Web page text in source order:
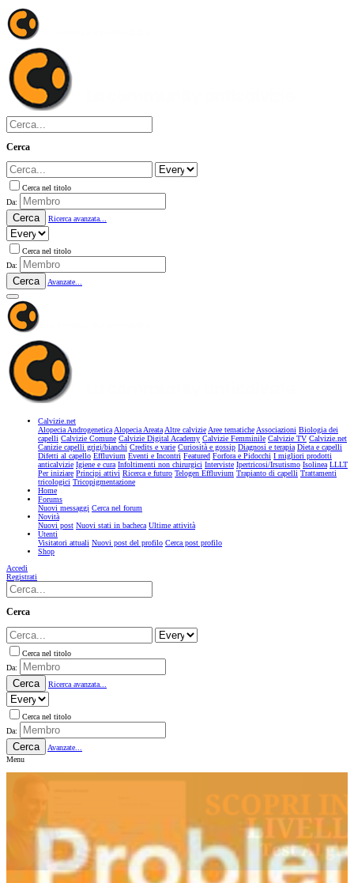
Cerca
Cerca nel titolo
Da:
Cerca Ricerca avanzata...
Cerca nel titolo
Da:
Cerca Avanzate...
Calvizie.net
Alopecia AndrogeneticaAlopecia AreataAltre calvizieAree tematicheAssociazioni Biologia dei
capelli Calvizie Comune Calvizie Digital Academy Calvizie Femminile Calvizie TV Calvizie.net
Canizie capelli grigi/bianchi Credits e varie Curiosità e gossip Diagnosi e terapia Dieta e capelli
Difetti al capello Effluvium Eventi e Incontri Featured Forfora e Pidocchi I migliori prodotti
anticalvizie Igiene e cura Infoltimenti non chirurgici Interviste Ipertricosi/Irsutismo Isolinea LLLT
Per iniziare Principi attivi Ricerca e futuro Telogen Effluvium Trapianto di capelli Trattamenti
tricologici Tricopigmentazione
Home
Forums
Nuovi messaggi Cerca nel forum
Novità
Nuovi post Nuovi stati in bacheca Ultime attività
Utenti
Visitatori attuali Nuovi post del profilo Cerca post profilo
Shop
Accedi
Registrati
Cerca
Cerca nel titolo
Da:
Cerca Ricerca avanzata...
Cerca nel titolo
Da:
Cerca
Avanzate...
Menu